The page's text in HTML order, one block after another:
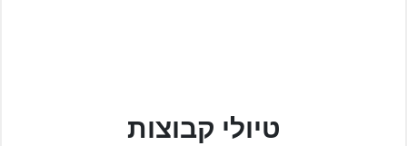
טיולי קבוצות